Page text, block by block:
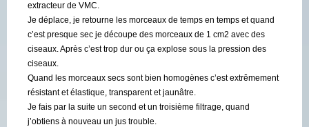
extracteur de VMC.
Je déplace, je retourne les morceaux de temps en temps et quand
c’est presque sec je découpe des morceaux de 1 cm2 avec des
ciseaux. Après c’est trop dur ou ça explose sous la pression des
ciseaux.
Quand les morceaux secs sont bien homogènes c’est extrêmement
résistant et élastique, transparent et jaunâtre.
Je fais par la suite un second et un troisième filtrage, quand
j’obtiens à nouveau un jus trouble.